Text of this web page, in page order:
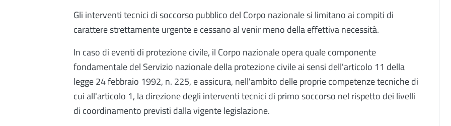
Gli interventi tecnici di soccorso pubblico del Corpo nazionale si limitano ai compiti di
carattere strettamente urgente e cessano al venir meno della effettiva necessità.
In caso di eventi di protezione civile, il Corpo nazionale opera quale componente
fondamentale del Servizio nazionale della protezione civile ai sensi dell'articolo 11 della
legge 24 febbraio 1992, n. 225, e assicura, nell'ambito delle proprie competenze tecniche di
cui all'articolo 1, la direzione degli interventi tecnici di primo soccorso nel rispetto dei livelli
di coordinamento previsti dalla vigente legislazione.